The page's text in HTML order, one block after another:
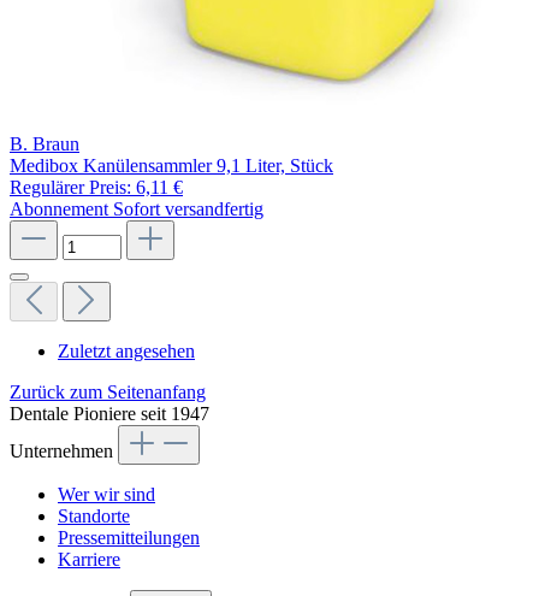
B. Braun
Medibox Kanülensammler 9,1 Liter, Stück
Regulärer Preis: 6,11 €
Abonnement Sofort versandfertig
Zuletzt angesehen
Zurück zum Seitenanfang
Dentale Pioniere seit 1947
Unternehmen
Wer wir sind
Standorte
Pressemitteilungen
Karriere